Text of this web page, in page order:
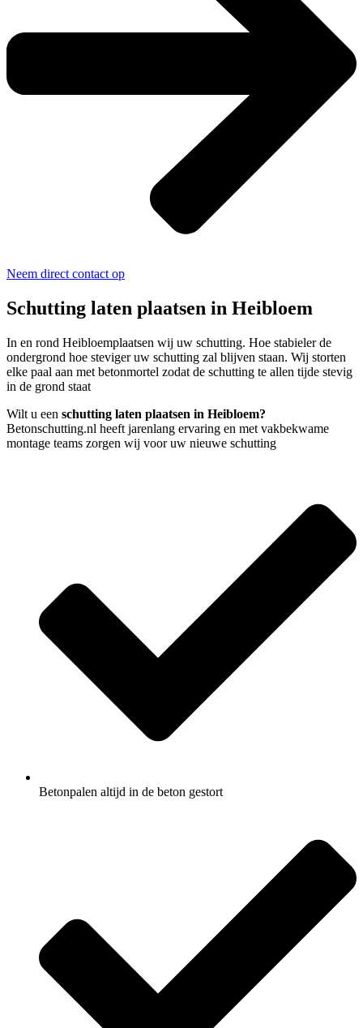
Neem direct contact op
Schutting laten plaatsen in Heibloem
In en rond Heibloemplaatsen wij uw schutting. Hoe stabieler de
ondergrond hoe steviger uw schutting zal blijven staan. Wij storten
elke paal aan met betonmortel zodat de schutting te allen tijde stevig
in de grond staat
Wilt u een schutting laten plaatsen in Heibloem?
Betonschutting.nl heeft jarenlang ervaring en met vakbekwame
montage teams zorgen wij voor uw nieuwe schutting
Betonpalen altijd in de beton gestort